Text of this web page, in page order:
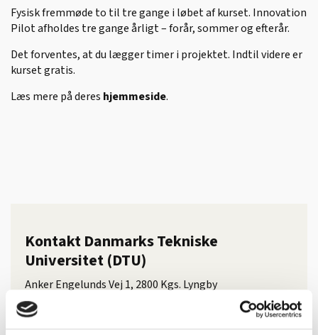
Fysisk fremmøde to til tre gange i løbet af kurset. Innovation
Pilot afholdes tre gange årligt – forår, sommer og efterår.
Det forventes, at du lægger timer i projektet. Indtil videre er
kurset gratis.
Læs mere på deres hjemmeside.
Kontakt Danmarks Tekniske
Universitet (DTU)
Anker Engelunds Vej 1, 2800 Kgs. Lyngby
Kontakt: Praktikkoordinatorerne listet efter
uddannelseher